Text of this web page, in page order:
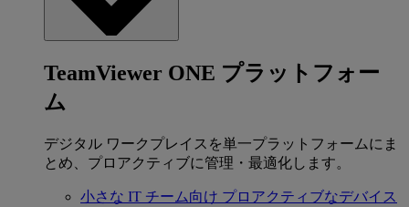
TeamViewer ONE プラットフォー
ム
デジタル ワークプレイスを単一プラットフォームにま
とめ、プロアクティブに管理・最適化します。
小さな IT チーム向け プロアクティブなデバイス